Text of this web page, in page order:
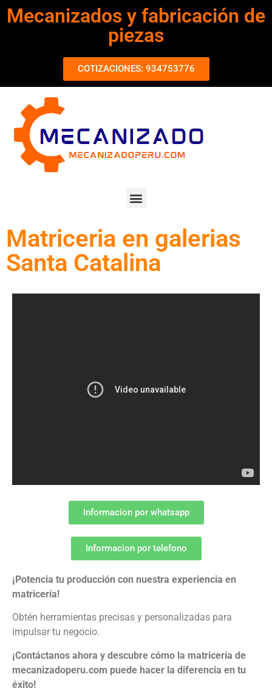
Mecanizados y fabricación de
piezas
COTIZACIONES: 934753776
Matriceria en galerias
Santa Catalina
Informacion por whatsapp
Informacion por telefono
¡Potencia tu producción con nuestra experiencia en
matricería!
Obtén herramientas precisas y personalizadas para
impulsar tu negocio.
¡Contáctanos ahora y descubre cómo la matricería de
mecanizadoperu.com puede hacer la diferencia en tu
éxito!